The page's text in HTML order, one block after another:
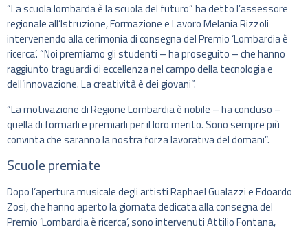
“La scuola lombarda è la scuola del futuro” ha detto l’assessore
regionale all’Istruzione, Formazione e Lavoro Melania Rizzoli
intervenendo alla cerimonia di consegna del Premio ‘Lombardia è
ricerca’. “Noi premiamo gli studenti – ha proseguito – che hanno
raggiunto traguardi di eccellenza nel campo della tecnologia e
dell’innovazione. La creatività è dei giovani”.
“La motivazione di Regione Lombardia è nobile – ha concluso –
quella di formarli e premiarli per il loro merito. Sono sempre più
convinta che saranno la nostra forza lavorativa del domani”.
Scuole premiate
Dopo l’apertura musicale degli artisti Raphael Gualazzi e Edoardo
Zosi, che hanno aperto la giornata dedicata alla consegna del
Premio ‘Lombardia è ricerca’, sono intervenuti Attilio Fontana,